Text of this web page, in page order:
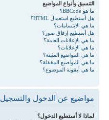
التنسيق وأنواع المواضيع
ما هو BBCode؟
هل أستطيع استعمال HTML؟
ما هي الابتسامات؟
هل أستطيع إرفاق صور؟
ما هي الإعلانات العامة؟
ما هي الإعلانات؟
ما هي المواضيع المثبتة؟
ما هي المواضيع المقفلة؟
ما هي أيقونة الموضوع؟
مواضيع عن الدخول والتسجيل
لماذا لا أستطيع الدخول؟